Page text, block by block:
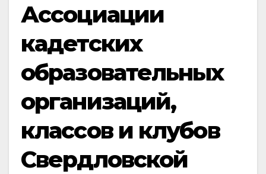
Ассоциации
кадетских
образовательных
организаций,
классов и клубов
Свердловской